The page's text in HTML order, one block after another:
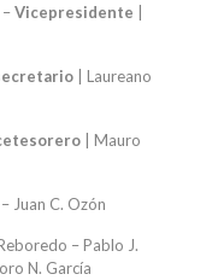
Vicepresidente
| Laureano
| Mauro
Juan C. Ozón
– Pablo J.
N. García